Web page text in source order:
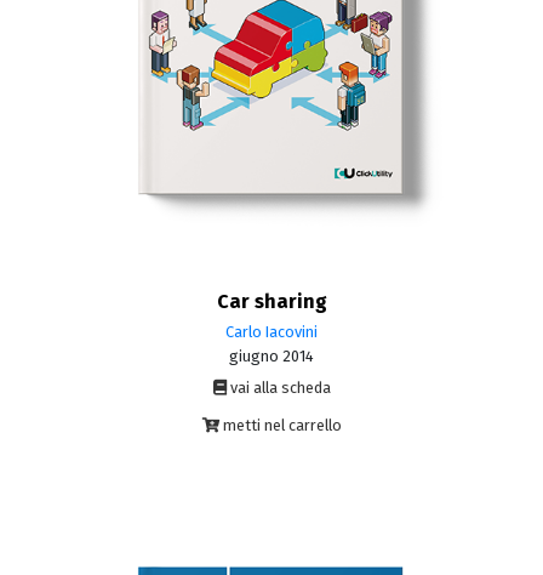
Car sharing
Carlo Iacovini
giugno 2014
vai alla scheda
metti nel carrello